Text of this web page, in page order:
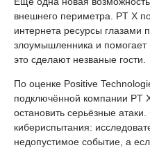
внешнего периметра. PT X
интернета ресурсы глазами
злоумышленника и помогает
это сделают незваные гости.
По оценке Positive
подключённой компании PT
остановить серьёзные
кибериспытания:
недопустимое событие, а